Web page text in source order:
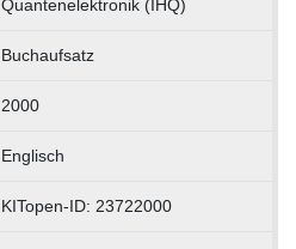
Quantenelektronik (IHQ)
Buchaufsatz
2000
Englisch
KITopen-ID: 23722000